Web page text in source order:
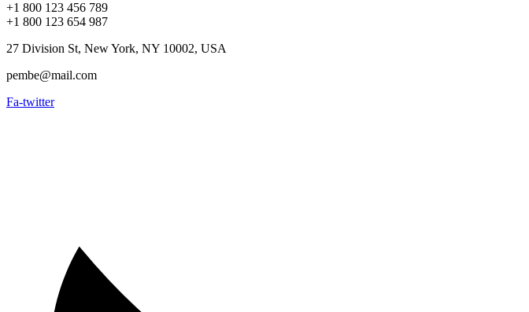
+1 800 123 456 789
+1 800 123 654 987
27 Division St, New York, NY 10002, USA
pembe@mail.com
Fa-twitter